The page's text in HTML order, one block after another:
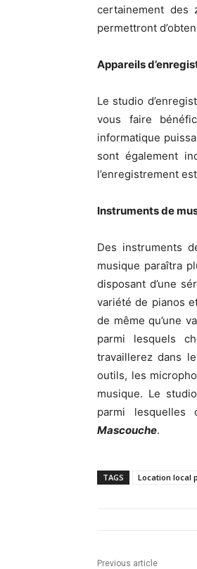
certainement des
permettront
Appareils
Le studio
vous faire
informatique
sont également
l’enregistrement
Instruments de
Des instruments
musique paraîtra
disposant d’une
variété de pianos
de même qu’une
parmi lesquels
travaillerez dans
outils, les
musique. Le
parmi lesquelles
Mascouche.
TAGS Location local
Previous article